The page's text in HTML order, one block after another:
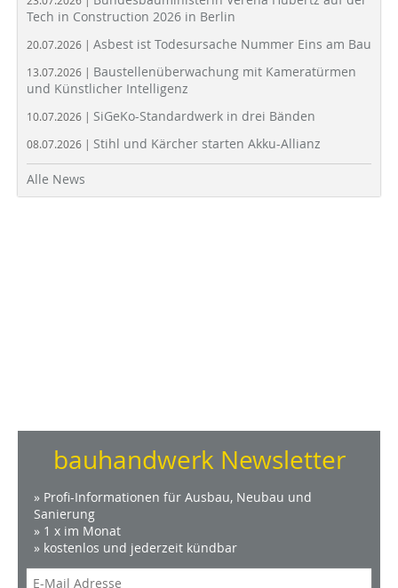
Tech in Construction 2026 in Berlin
20.07.2026 | Asbest ist Todesursache Nummer Eins am Bau
13.07.2026 | Baustellenüberwachung mit Kameratürmen
und Künstlicher Intelligenz
10.07.2026 | SiGeKo-Standardwerk in drei Bänden
08.07.2026 | Stihl und Kärcher starten Akku-Allianz
Alle News
bauhandwerk Newsletter
» Profi-Informationen für Ausbau, Neubau und
Sanierung
» 1 x im Monat
» kostenlos und jederzeit kündbar